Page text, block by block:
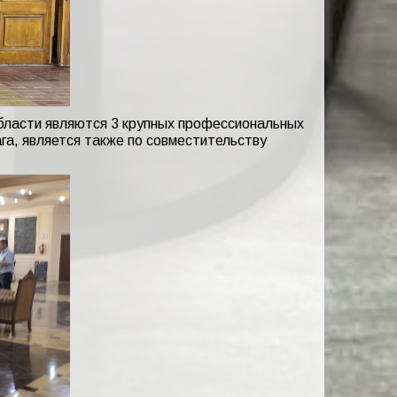
являются 3 крупных профессиональных
является также по совместительству